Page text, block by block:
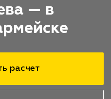
— в
расчет